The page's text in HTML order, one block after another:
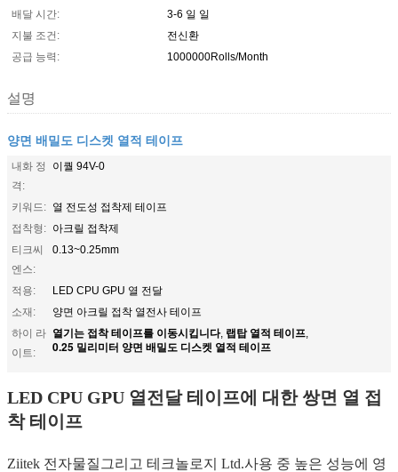
배달 시간:
3-6 일 일
지불 조건:
전신환
공급 능력:
1000000Rolls/Month
설명
양면 배밀도 디스켓 열적 테이프
내화 정
격:
이퀄 94V-0
키워드: 열 전도성 접착제 테이프
접착형: 아크릴 접착제
티크씨
엔스:
0.13~0.25mm
적용:
LED CPU GPU 열 전달
소재:
양면 아크릴 접착 열전사 테이프
하이 라
이트:
열기는 접착 테이프를 이동시킵니다, 랩탑 열적 테이프,
0.25 밀리미터 양면 배밀도 디스켓 열적 테이프
LED CPU GPU 열전달 테이프에 대한 쌍면 열 접
착 테이프
Ziitek 전자물질 그리고 테크놀로지 Ltd.사용 중 높은 성능에 영